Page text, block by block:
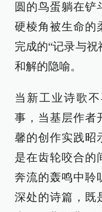
圆的鸟蛋躺在铲
硬棱角被生命的
完成的“记录与
和解的隐喻。
当新工业诗歌
事，当基层作者
馨的创作实践昭
是在齿轮咬合的
奔流的轰鸣中聆
深处的诗篇，既